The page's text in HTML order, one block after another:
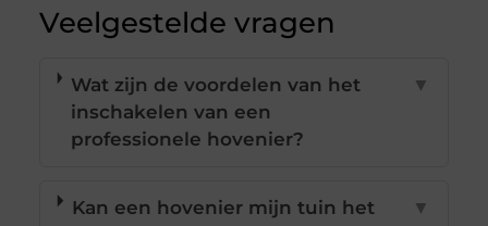
Veelgestelde vragen
Wat zijn de voordelen van het
inschakelen van een
professionele hovenier?
▼
Kan een hovenier mijn tuin het
▼